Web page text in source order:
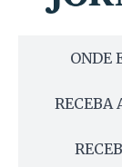
ONDE
RECEBA